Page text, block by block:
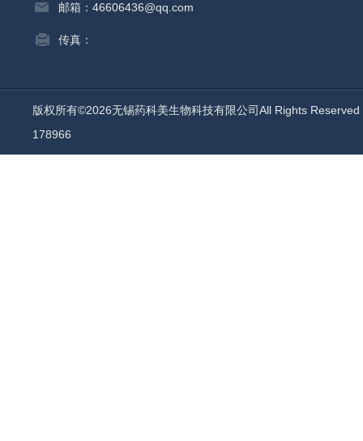
邮箱：46606436@qq.com
传真：
版权所有©2026无锡药科美生物科技有限公司All Rights
178966